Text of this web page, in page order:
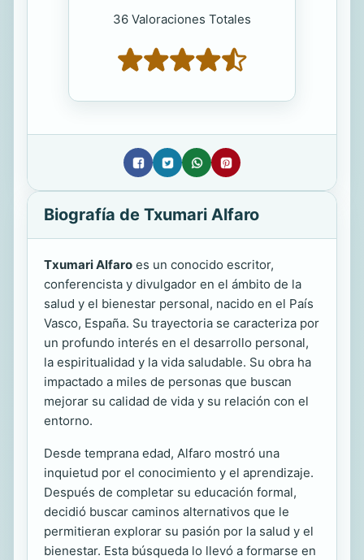
36 Valoraciones Totales
Biografía de Txumari Alfaro
Txumari Alfaro es un conocido escritor,
conferencista y divulgador en el ámbito de la
salud y el bienestar personal, nacido en el País
Vasco, España. Su trayectoria se caracteriza por
un profundo interés en el desarrollo personal,
la espiritualidad y la vida saludable. Su obra ha
impactado a miles de personas que buscan
mejorar su calidad de vida y su relación con el
entorno.
Desde temprana edad, Alfaro mostró una
inquietud por el conocimiento y el aprendizaje.
Después de completar su educación formal,
decidió buscar caminos alternativos que le
permitieran explorar su pasión por la salud y el
bienestar. Esta búsqueda lo llevó a formarse en